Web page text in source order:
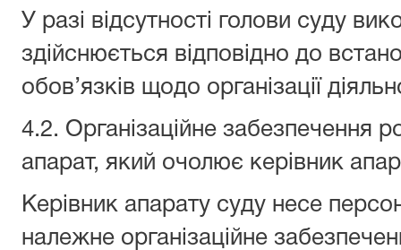
У разі відсутності голови суду
здійснюється відповідно до
обов’язків щодо організації
4.2. Організаційне забезпечення
апарат, який очолює керівник
Керівник апарату суду несе
належне організаційне